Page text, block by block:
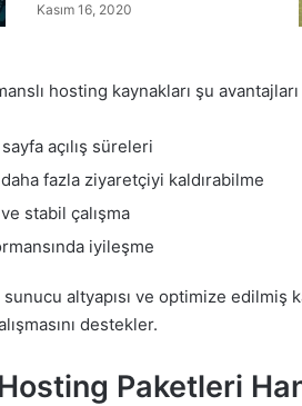
Kasım 16, 2020
hosting kaynakları şu
sayfa açılış süreleri
daha fazla ziyaretçiyi kaldırabilme
stabil çalışma
iyileşme
altyapısı ve optimize
destekler.
Hosting Paketleri